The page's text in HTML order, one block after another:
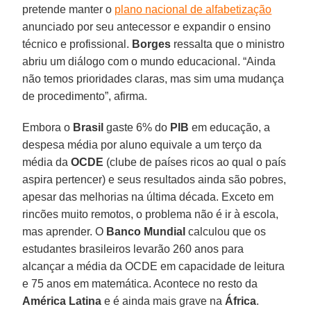
pretende manter o plano nacional de alfabetização
anunciado por seu antecessor e expandir o ensino
técnico e profissional. Borges ressalta que o ministro
abriu um diálogo com o mundo educacional. “Ainda
não temos prioridades claras, mas sim uma mudança
de procedimento”, afirma.
Embora o Brasil gaste 6% do PIB em educação, a
despesa média por aluno equivale a um terço da
média daOCDE (clube de países ricos ao qual o país
aspira pertencer) e seus resultados ainda são pobres,
apesar das melhorias na última década. Exceto em
rincões muito remotos, o problema não é ir à escola,
mas aprender. O Banco Mundial calculou que os
estudantes brasileiros levarão 260 anos para
alcançar a média da OCDE em capacidade de leitura
e 75 anos em matemática. Acontece no resto da
América Latina e é ainda mais grave na África.